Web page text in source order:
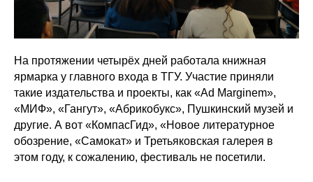
На протяжении четырёх дней работала книжная
ярмарка у главного входа в ТГУ. Участие приняли
такие издательства и проекты, как «Ad Marginem»,
«МИФ», «Гангут», «Абрикобукс», Пушкинский музей и
другие. А вот «КомпасГид», «Новое литературное
обозрение, «Самокат» и Третьяковская галерея в
этом году, к сожалению, фестиваль не посетили.